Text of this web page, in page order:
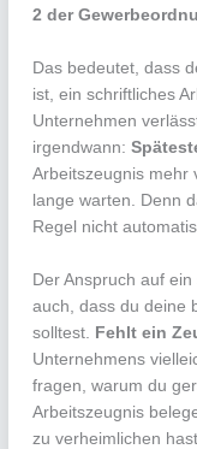
2 der
Das bedeutet, dass
ist, ein schriftliches
Unternehmen
irgendwann:
Arbeitszeugnis mehr
lange warten. Denn
Regel nicht
Der Anspruch auf
auch, dass du deine
solltest.
Fehlt ein
Unternehmens
fragen, warum du
Arbeitszeugnis
zu verheimlichen hast.